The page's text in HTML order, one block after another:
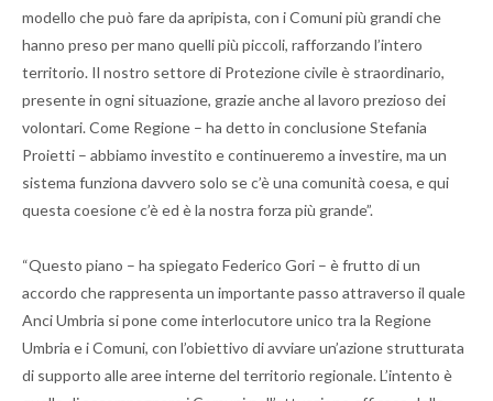
modello che può fare da apripista, con i Comuni più grandi che
hanno preso per mano quelli più piccoli, rafforzando l’intero
territorio. Il nostro settore di Protezione civile è straordinario,
presente in ogni situazione, grazie anche al lavoro prezioso dei
volontari. Come Regione – ha detto in conclusione Stefania
Proietti – abbiamo investito e continueremo a investire, ma un
sistema funziona davvero solo se c’è una comunità coesa, e qui
questa coesione c’è ed è la nostra forza più grande”.
“Questo piano – ha spiegato Federico Gori – è frutto di un
accordo che rappresenta un importante passo attraverso il quale
Anci Umbria si pone come interlocutore unico tra la Regione
Umbria e i Comuni, con l’obiettivo di avviare un’azione strutturata
di supporto alle aree interne del territorio regionale. L’intento è